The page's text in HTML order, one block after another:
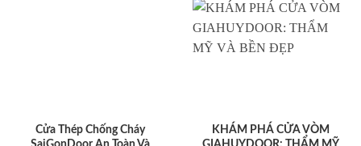
Cửa Thép Chống Cháy
KHÁM PHÁ CỬA VÒM